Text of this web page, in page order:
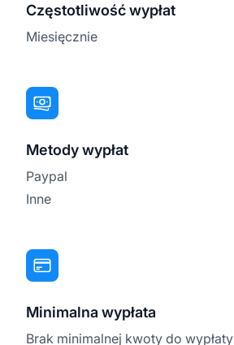
Częstotliwość wypłat
Miesięcznie
Metody wypłat
Paypal
Inne
Minimalna wypłata
Brak minimalnej kwoty do wypłaty